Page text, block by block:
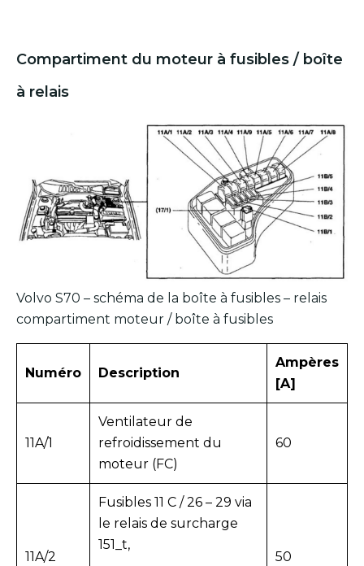
Compartiment du moteur à fusibles / boîte
à relais
Volvo S70 – schéma de la boîte à fusibles – relais
compartiment moteur / boîte à fusibles
Numéro Description
Ampères
[A]
11A/1
Ventilateur de
refroidissement du
moteur (FC)
60
11A/2
Fusibles 11 C / 26 – 29 via
le relais de surcharge
151_t,
50